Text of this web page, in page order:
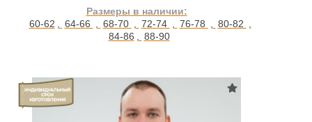
Размеры в наличии:
60-62 , 64-66 , 68-70 , 72-74 , 76-78 , 80-82 ,
84-86 , 88-90